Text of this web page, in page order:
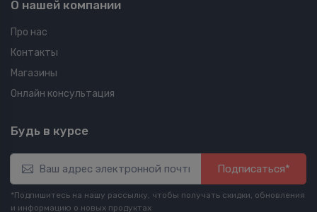
О нашей компании
Про нас
Контакты
Магазины
Онлайн консультация
Будь в курсе
Подписаться*
*Подпишитесь на нашу рассылку, чтобы получать скидки, обновления
и информацию о новых продуктах